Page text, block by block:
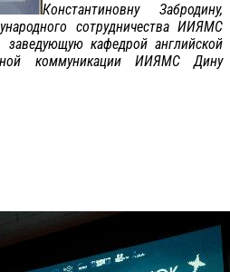
Константиновну Забродину,
сотрудничества ИИЯМС
заведующую кафедрой английской
коммуникации ИИЯМС Дину